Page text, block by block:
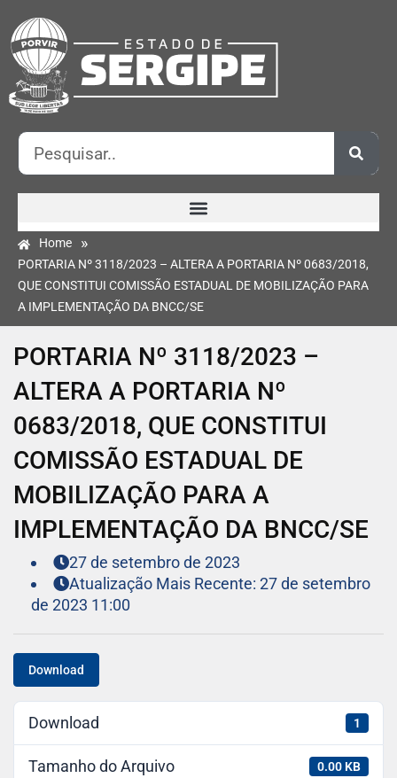
Home »
PORTARIA Nº 3118/2023 – ALTERA A PORTARIA Nº 0683/2018,
QUE CONSTITUI COMISSÃO ESTADUAL DE MOBILIZAÇÃO PARA
A IMPLEMENTAÇÃO DA BNCC/SE
PORTARIA Nº 3118/2023 –
ALTERA A PORTARIA Nº
0683/2018, QUE CONSTITUI
COMISSÃO ESTADUAL DE
MOBILIZAÇÃO PARA A
IMPLEMENTAÇÃO DA BNCC/SE
27 de setembro de 2023
Atualização Mais Recente: 27 de setembro
de 2023 11:00
Download
Download 1
Tamanho do Arquivo 0.00 KB